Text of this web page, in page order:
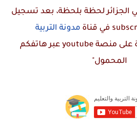
الجزائر لحظة بلحظة، بعد تسجيل
في قناة مدونة التربية
على منصةyoutube عبر هاتفكم
المحمول"